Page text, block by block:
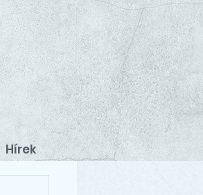
Hírek